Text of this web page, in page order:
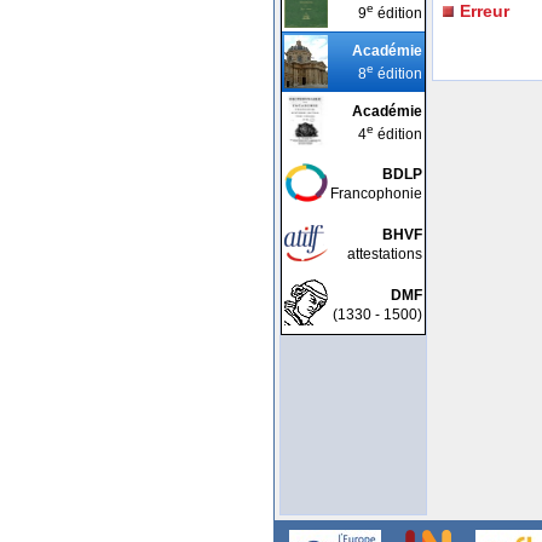
9e édition
Académie
8e édition
Académie
4e édition
BDLP
Francophonie
BHVF
attestations
DMF
(1330 - 1500)
Erreur